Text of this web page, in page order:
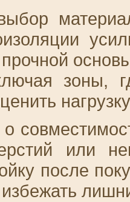
зоны,
или
после